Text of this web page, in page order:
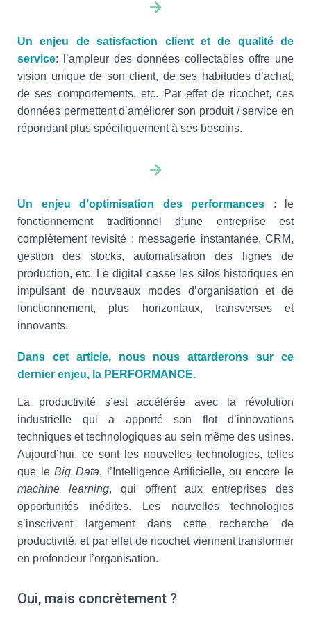
Un enjeu de satisfaction client et de qualité de
service: l’ampleur des données collectables offre une
vision unique de son client, de ses habitudes d’achat,
de ses comportements, etc. Par effet de ricochet, ces
données permettent d’améliorer son produit / service en
répondant plus spécifiquement à ses besoins.
Un enjeu d’optimisation des performances : le
fonctionnement traditionnel d’une entreprise est
complètement revisité : messagerie instantanée, CRM,
gestion des stocks, automatisation des lignes de
production, etc. Le digital casse les silos historiques en
impulsant de nouveaux modes d’organisation et de
fonctionnement, plus horizontaux, transverses et
innovants.
Dans cet article, nous nous attarderons sur ce
dernier enjeu, la PERFORMANCE.
La productivité s’est accélérée avec la révolution
industrielle qui a apporté son flot d’innovations
techniques et technologiques au sein même des usines.
Aujourd’hui, ce sont les nouvelles technologies, telles
que leBig Data, l’Intelligence Artificielle, ou encore le
machine learning, qui offrent aux entreprises des
opportunités inédites. Les nouvelles technologies
s’inscrivent largement dans cette recherche de
productivité, et par effet de ricochet viennent transformer
en profondeur l’organisation.
Oui, mais concrètement ?